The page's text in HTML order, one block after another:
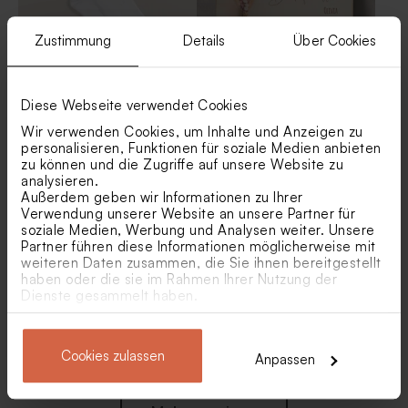
Zustimmung Details Über Cookies
Diese Webseite verwendet Cookies
Wir verwenden Cookies, um Inhalte und Anzeigen zu
personalisieren, Funktionen für soziale Medien anbieten
zu können und die Zugriffe auf unsere Website zu
analysieren.
Außerdem geben wir Informationen zu Ihrer
Verwendung unserer Website an unsere Partner für
soziale Medien, Werbung und Analysen weiter. Unsere
Partner führen diese Informationen möglicherweise mit
weiteren Daten zusammen, die Sie ihnen bereitgestellt
haben oder die sie im Rahmen Ihrer Nutzung der
Dienste gesammelt haben.
Cookies zulassen Anpassen
coolem Emoji und Namen,
mit Trockenblumen | pink
Babydecke in Nougat mit
Personalisierbare Tasche